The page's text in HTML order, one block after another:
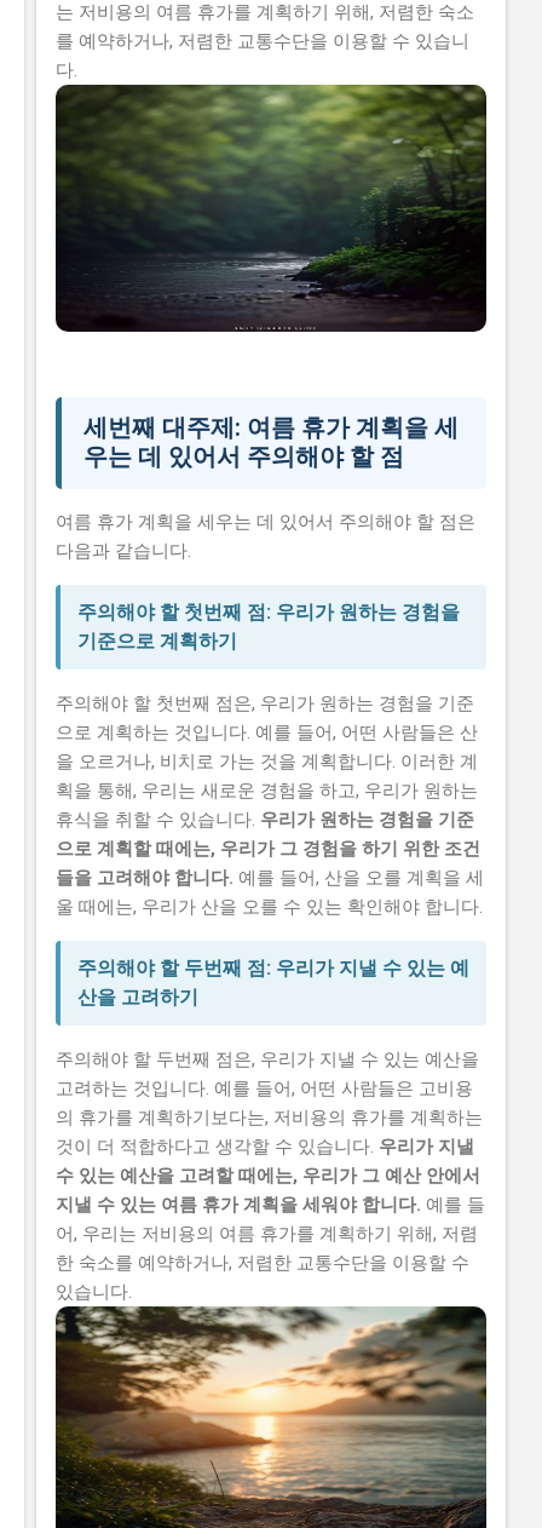
는 저비용의 여름 휴가를 계획하기 위해, 저렴한 숙소
를 예약하거나, 저렴한 교통수단을 이용할 수 있습니
다.
세번째 대주제: 여름 휴가 계획을 세
우는 데 있어서 주의해야 할 점
여름 휴가 계획을 세우는 데 있어서 주의해야 할 점은
다음과 같습니다.
주의해야 할 첫번째 점: 우리가 원하는 경험을
기준으로 계획하기
주의해야 할 첫번째 점은, 우리가 원하는 경험을 기준
으로 계획하는 것입니다. 예를 들어, 어떤 사람들은 산
을 오르거나, 비치로 가는 것을 계획합니다. 이러한 계
획을 통해, 우리는 새로운 경험을 하고, 우리가 원하는
휴식을 취할 수 있습니다. 우리가 원하는 경험을 기준
으로 계획할 때에는, 우리가 그 경험을 하기 위한 조건
들을 고려해야 합니다. 예를 들어, 산을 오를 계획을 세
울 때에는, 우리가 산을 오를 수 있는 확인해야 합니다.
주의해야 할 두번째 점: 우리가 지낼 수 있는 예
산을 고려하기
주의해야 할 두번째 점은, 우리가 지낼 수 있는 예산을
고려하는 것입니다. 예를 들어, 어떤 사람들은 고비용
의 휴가를 계획하기보다는, 저비용의 휴가를 계획하는
것이 더 적합하다고 생각할 수 있습니다. 우리가 지낼
수 있는 예산을 고려할 때에는, 우리가 그 예산 안에서
지낼 수 있는 여름 휴가 계획을 세워야 합니다. 예를 들
어, 우리는 저비용의 여름 휴가를 계획하기 위해, 저렴
한 숙소를 예약하거나, 저렴한 교통수단을 이용할 수
있습니다.